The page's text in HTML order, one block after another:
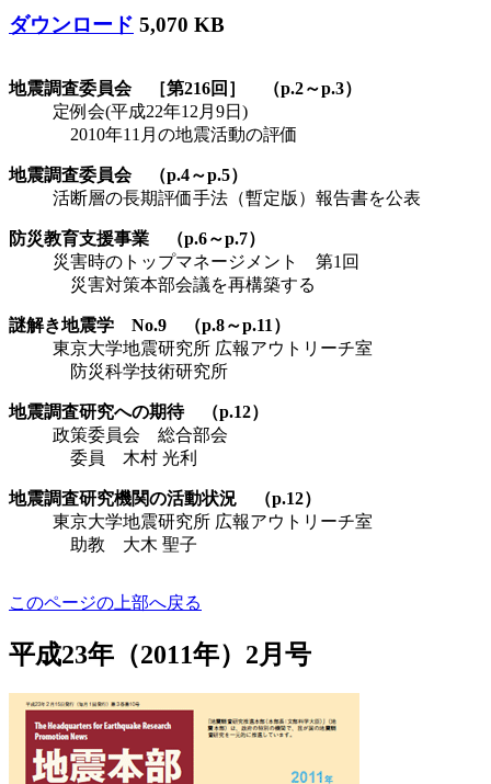
ダウンロード 5,070 KB
地震調査委員会 ［第216回］ （p.2～p.3）
定例会(平成22年12月9日)
2010年11月の地震活動の評価
地震調査委員会 （p.4～p.5）
活断層の長期評価手法（暫定版）報告書を公表
防災教育支援事業 （p.6～p.7）
災害時のトップマネージメント 第1回
災害対策本部会議を再構築する
謎解き地震学 No.9 （p.8～p.11）
東京大学地震研究所 広報アウトリーチ室
防災科学技術研究所
地震調査研究への期待 （p.12）
政策委員会 総合部会
委員 木村 光利
地震調査研究機関の活動状況 （p.12）
東京大学地震研究所 広報アウトリーチ室
助教 大木 聖子
このページの上部へ戻る
平成23年（2011年）2月号